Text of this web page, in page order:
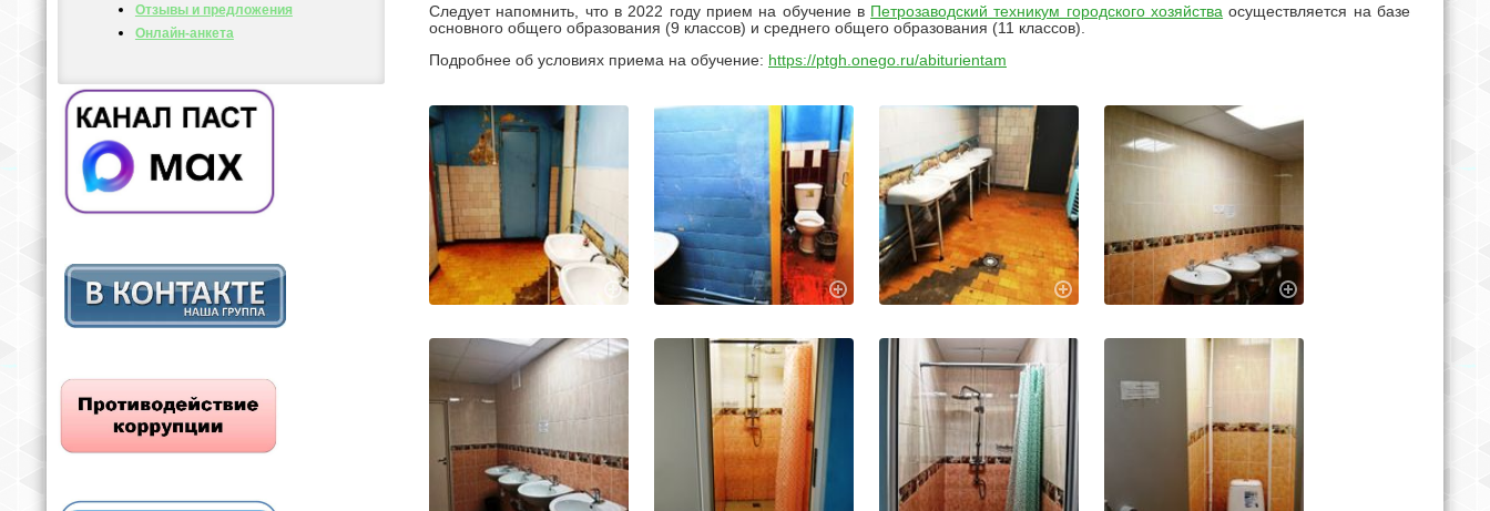
Отзывы и предложения
Онлайн-анкета
Следует напомнить, что в 2022 году прием на обучение в Петрозаводский техникум городского хозяйства осуществляется на базе
основного общего образования (9 классов) и среднего общего образования (11 классов).
Подробнее об условиях приема на обучение: https://ptgh.onego.ru/abiturientam